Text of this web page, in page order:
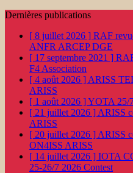
Dernières publications
[ 8 juillet 2026 ] RAF
ANFR ARCEP DGE
[ 17 septembre 2021 ]
F4 Association
[ 4 août 2026 ] ARISS
ARISS
[ 1 août 2026 ]YOTA 25/
[ 21 juillet 2026 ] ARISS
ARISS
[ 20 juillet 2026 ] ARISS
ON4ISS ARISS
[ 14 juillet 2026 ] IOTA
25-26/7 2026 Contest